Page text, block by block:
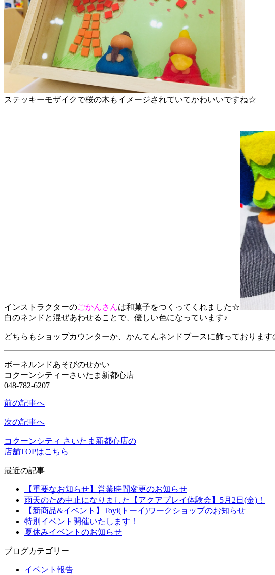
ステッキーモザイクで桜の木もイメージされていてかわいいですね☆
インストラクターのごかんさんは和菓子をつくってくれました☆
白のネンドと混ぜあわせることで、優しい色になっています♪
どちらもショップカウンターか、かんてんネンドブースに飾っておりま
ボーネルンドあそびのせかい
コクーンシティーさいたま新都心店
048-782-6207
前の記事へ
次の記事へ
コクーンシティ さいたま新都心店の
店舗TOPはこちら
最近の記事
【重要なお知らせ】営業時間変更のお知らせ
雨天のため中止になりました【アクアプレイ体験会】5月2日(金)！
【新商品&イベント】Toyi(トーイ)ワークショップのお知らせ
特別イベント開催いたします！
夏休みイベントのお知らせ
ブログカテゴリー
イベント報告